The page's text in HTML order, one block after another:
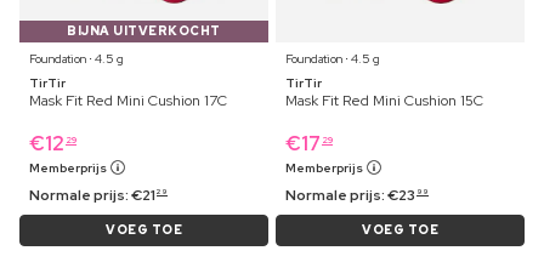
BIJNA UITVERKOCHT
Foundation ⋅ 4.5 g
TirTir
Mask Fit Red Mini Cushion 17C
€12 29
Memberprijs
Normale prijs:€21 29
VOEG TOE
Foundation ⋅ 4.5 g
TirTir
Mask Fit Red Mini Cushion 15C
€17 29
Memberprijs
Normale prijs:€23 99
VOEG TOE